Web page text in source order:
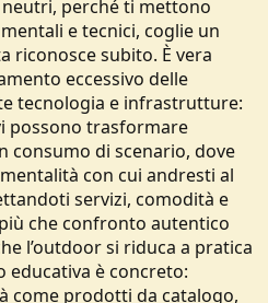
perché ti mettono
e tecnici, coglie un
riconosce subito. È vera
eccessivo delle
tecnologia e infrastrutture:
possono trasformare
consumo di scenario, dove
con cui andresti al
servizi, comodità e
che confronto autentico
l’outdoor si riduca a pratica
educativa è concreto:
come prodotti da catalogo,